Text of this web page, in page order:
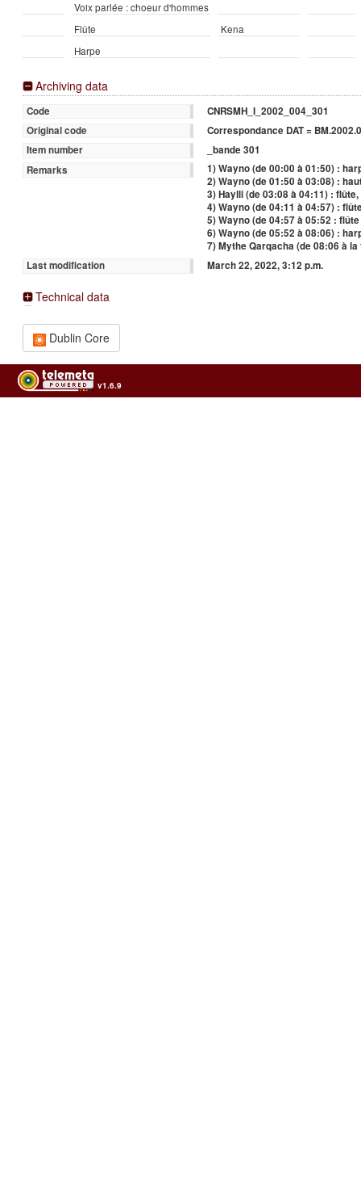
Voix parlée : choeur d'hommes
Flûte
Kena
Harpe
Archiving data
Code
CNRSMH_I_2002_004_301
Original code
Correspondance DAT =
Item number
_bande 301
Remarks
1) Wayno (de 00:00 à 01:50) :
2) Wayno (de 01:50 à 03:08) :
3) Haylli (de 03:08 à 04:11) :
4) Wayno (de 04:11 à 04:57) :
5) Wayno (de 04:57 à 05:52 : flûte
6) Wayno (de 05:52 à 08:06) :
7) Mythe Qarqacha (de 08:06 à
Last modification
March 22, 2022, 3:12 p.m.
Technical data
Dublin Core
v1.6.9